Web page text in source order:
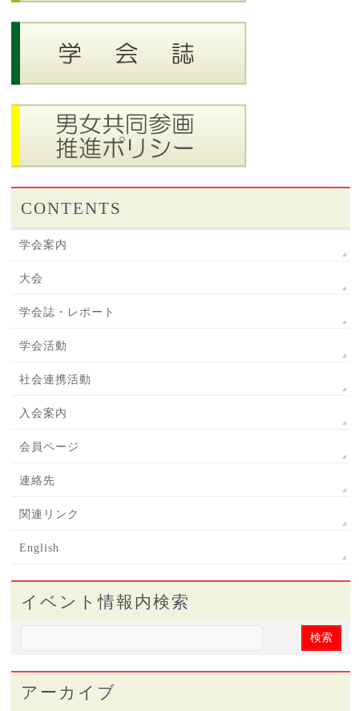
CONTENTS
学会案内
大会
学会誌・レポート
学会活動
社会連携活動
入会案内
会員ページ
連絡先
関連リンク
English
イベント情報内検索
アーカイブ